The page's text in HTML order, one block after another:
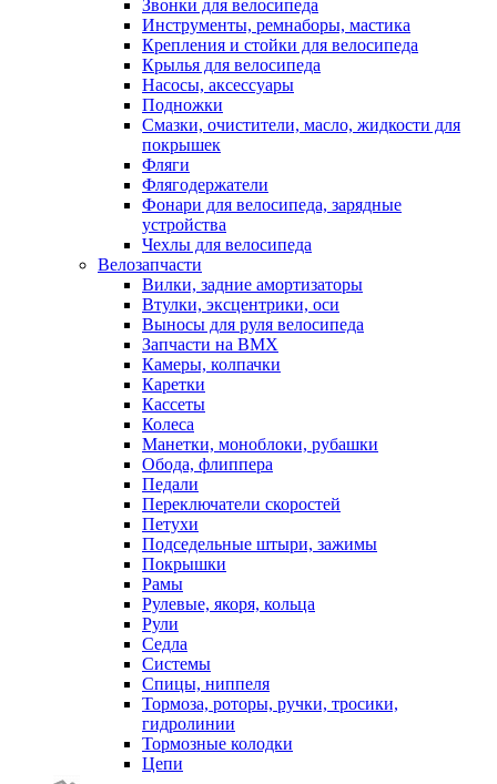
Звонки для велосипеда
Инструменты, ремнаборы, мастика
Крепления и стойки для велосипеда
Крылья для велосипеда
Насосы, аксессуары
Подножки
Смазки, очистители, масло, жидкости для
покрышек
Фляги
Флягодержатели
Фонари для велосипеда, зарядные
устройства
Чехлы для велосипеда
Велозапчасти
Вилки, задние амортизаторы
Втулки, эксцентрики, оси
Выносы для руля велосипеда
Запчасти на BMX
Камеры, колпачки
Каретки
Кассеты
Колеса
Манетки, моноблоки, рубашки
Обода, флиппера
Педали
Переключатели скоростей
Петухи
Подседельные штыри, зажимы
Покрышки
Рамы
Рулевые, якоря, кольца
Рули
Седла
Системы
Спицы, ниппеля
Тормоза, роторы, ручки, тросики,
гидролинии
Тормозные колодки
Цепи